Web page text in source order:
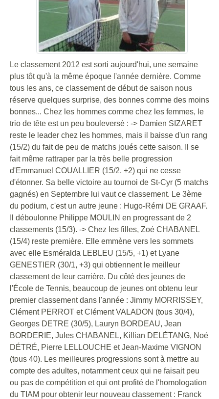
Le classement 2012 est sorti aujourd'hui, une semaine
plus tôt qu'à la même époque l'année dernière. Comme
tous les ans, ce classement de début de saison nous
réserve quelques surprise, des bonnes comme des moins
bonnes... Chez les hommes comme chez les femmes, le
trio de tête est un peu bouleversé : -> Damien SIZARET
reste le leader chez les hommes, mais il baisse d'un rang
(15/2) du fait de peu de matchs joués cette saison. Il se
fait même rattraper par la très belle progression
d'Emmanuel COUALLIER (15/2, +2) qui ne cesse
d'étonner. Sa belle victoire au tournoi de St-Cyr (5 matchs
gagnés) en Septembre lui vaut ce classement. Le 3ème
du podium, c'est un autre jeune : Hugo-Rémi DE GRAAF.
Il déboulonne Philippe MOULIN en progressant de 2
classements (15/3). -> Chez les filles, Zoé CHABANEL
(15/4) reste première. Elle emmène vers les sommets
avec elle Esméralda LEBLEU (15/5, +1) et Lyane
GENESTIER (30/1, +3) qui obtiennent le meilleur
classement de leur carrière. Du côté des jeunes de
l'École de Tennis, beaucoup de jeunes ont obtenu leur
premier classement dans l'année : Jimmy MORRISSEY,
Clément PERROT et Clément VALADON (tous 30/4),
Georges DETRE (30/5), Lauryn BORDEAU, Jean
BORDERIE, Jules CHABANEL, Killian DELÉTANG, Noé
DÉTRÉ, Pierre LELLOUCHE et Jean-Maxime VIGNON
(tous 40). Les meilleures progressions sont à mettre au
compte des adultes, notamment ceux qui ne faisait peu
ou pas de compétition et qui ont profité de l'homologation
du TIAM pour obtenir leur nouveau classement : Franck